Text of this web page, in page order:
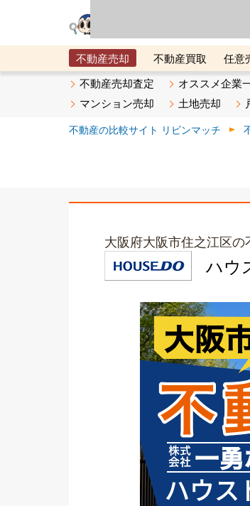
不動産売却 不動産買取 任意
メタ住宅展示場
ベスト不動産カン
不動産売却査定 オススメ企業
マンション売却
土地売却
不動産の比較サイト リビンマッチ
大阪府大阪市住之江区
ハウ